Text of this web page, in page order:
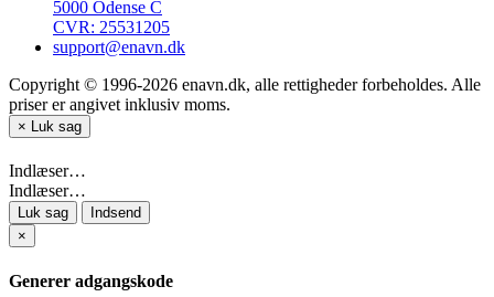
5000 Odense C
CVR: 25531205
support@enavn.dk
Copyright © 1996-2026 enavn.dk, alle rettigheder forbeholdes. Alle
priser er angivet inklusiv moms.
× Luk sag
Indlæser…
Indlæser…
Luk sag
Indsend
×
Generer adgangskode